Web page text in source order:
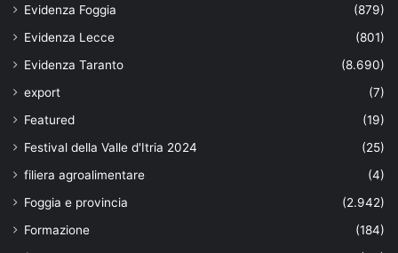
Evidenza Foggia
(879)
Evidenza Lecce
(801)
Evidenza Taranto
(8.690)
export
(7)
Featured
(19)
Festival della Valle d'Itria 2024
(25)
filiera agroalimentare
(4)
Foggia e provincia
(2.942)
Formazione
(184)